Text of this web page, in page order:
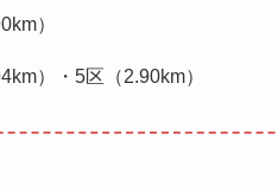
）
）・5区（2.90km）